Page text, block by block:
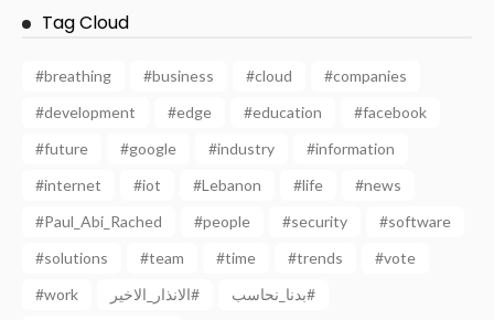
Tag Cloud
#breathing #business #cloud
#companies
#development
#edge #education
#facebook
#future
#google #industry
#information
#internet
#iot #Lebanon #life
#news
#Paul_Abi_Rached
#people #security
#software
#solutions
#team #time #trends
#vote
#work
الانذار_الاخير#
بدنا_نحاسب#